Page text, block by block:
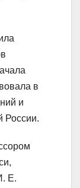
в
и
России.
Е.